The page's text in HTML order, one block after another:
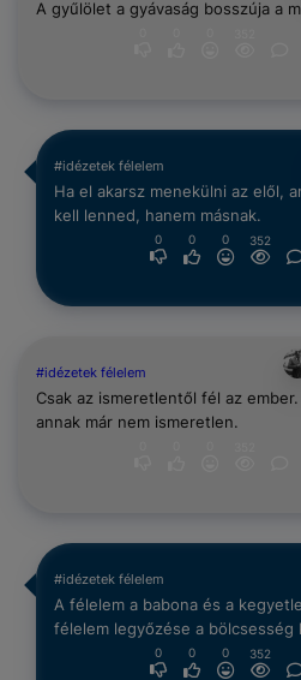
A gyűlölet a gyávaság bosszúja a
#idézetek félelem
Ha el akarsz menekülni az elől,
kell lenned, hanem másnak.
0 0 0 352
#idézetek félelem
Csak az ismeretlentől fél az
annak már nem ismeretlen.
#idézetek félelem
A félelem a babona és a
félelem legyőzése a bölcsesség
0 0 0 352